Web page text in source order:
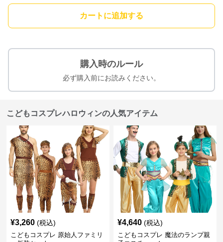
カートに追加する
購入時のルール
必ず購入前にお読みください。
こどもコスプレハロウィンの人気アイテム
¥3,260 (税込)
こどもコスプレ 原始人ファミリ
¥4,640 (税込)
こどもコスプレ 魔法のランプ親